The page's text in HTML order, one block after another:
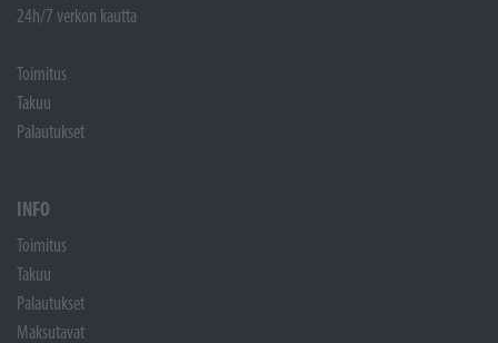
24h/7 verkon kautta
Toimitus
Takuu
Palautukset
INFO
Toimitus
Takuu
Palautukset
Maksutavat